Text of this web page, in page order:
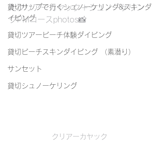
貸切サップで行くシュノーケリング&スキンダ
イビング
貸切ツアービーチ体験ダイビング
貸切ビーチスキンダイビング （素潜り）
サンセット
貸切シュノーケリング
たクリアーカヤック＋シュノーケリン
グPMコースphotos📸
クリアーカヤック